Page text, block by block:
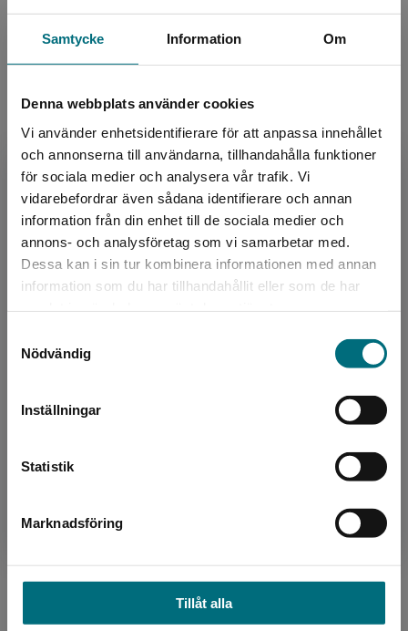
Samtycke Information Om
Denna webbplats använder cookies
Vi använder enhetsidentifierare för att anpassa innehållet
och annonserna till användarna, tillhandahålla funktioner
för sociala medier och analysera vår trafik. Vi
vidarebefordrar även sådana identifierare och annan
information från din enhet till de sociala medier och
annons- och analysföretag som vi samarbetar med.
Dessa kan i sin tur kombinera informationen med annan
information som du har tillhandahållit eller som de har
Nödvändig
Inställningar
Statistik
Marknadsföring
Tillåt alla
Begränsad fraktregion
Det verkar som att du besöker
Sverige. För att kunna slutföra ett köp måste
160 krinkl. moms
Exkl. moms: 151 kr
Vägra fly
Storck, Åsa
Elin lever numera ett ganska vanligt liv. Hon
har ett jobb och hennes dotter trivs i skolan.
Men hennes oro för att bli hittad av sitt ex
finns stä...
Exkl. moms: 151 kr
Pelle tar mod till sig att bjuda ut Julia, sin
Palmen klockan nio nästa morgon. Men Pelle
Det mörkröda hjärtat
My städar på badhuset. Där träffar hon Lamia,
som har tappat sitt halsband. Ett rött hjärta av